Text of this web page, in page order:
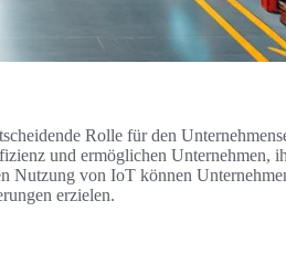
Rolle für den
und ermöglichen Unternehmen,
Nutzung von IoT können
erzielen.